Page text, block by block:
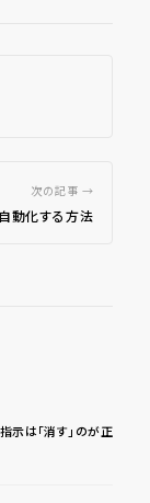
次の記事 →
動化する方法
は「消す」のが正